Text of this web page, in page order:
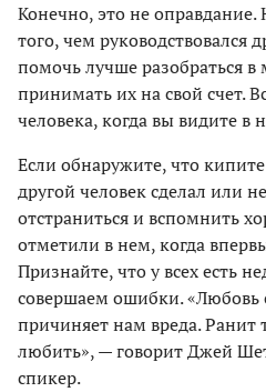
Конечно, это не
того, чем руководствовался
помочь лучше разобраться
принимать их на свой счет.
человека, когда вы видите в
Если обнаружите, что
другой человек сделал или
отстраниться и вспомнить
отметили в нем, когда
Признайте, что у всех есть
совершаем ошибки. «Любовь
причиняет нам вреда. Ранит
любить», — говорит Джей
спикер.